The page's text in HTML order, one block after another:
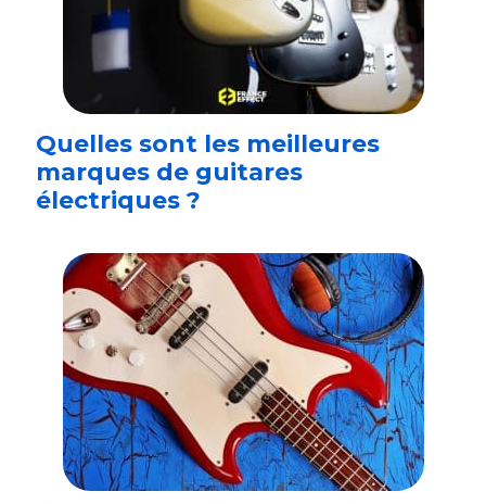
Quelles sont les meilleures
marques de guitares
électriques ?